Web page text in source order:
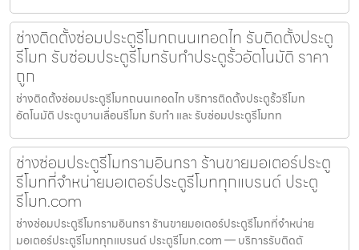
ช่างติดตั้งซ่อมประตูรีโมทถนนเทอดไท รับติดตั้งประตู
รีโมท รับซ่อมประตูรีโมทรับทำประตูรั้วอัตโนมัติ ราคา
ถูก
ช่างติดตั้งซ่อมประตูรีโมทถนนเทอดไท บริการติดตั้งประตูรั้วรีโมท
อัตโนมัติ ประตูบานเลื่อนรีโมท รับทำ และ รับซ่อมประตูรีโมทท
ช่างซ่อมประตูรีโมทรามอินทรา ร้านขายมอเตอร์ประตู
รีโมทที่จำหน่ายมอเตอร์ประตูรีโมททุกแบรนด์ ประตู
รีโมท.com
ช่างซ่อมประตูรีโมทรามอินทรา ร้านขายมอเตอร์ประตูรีโมทที่จำหน่าย
มอเตอร์ประตูรีโมททุกแบรนด์ ประตูรีโมท.com — บริการรับติดตั